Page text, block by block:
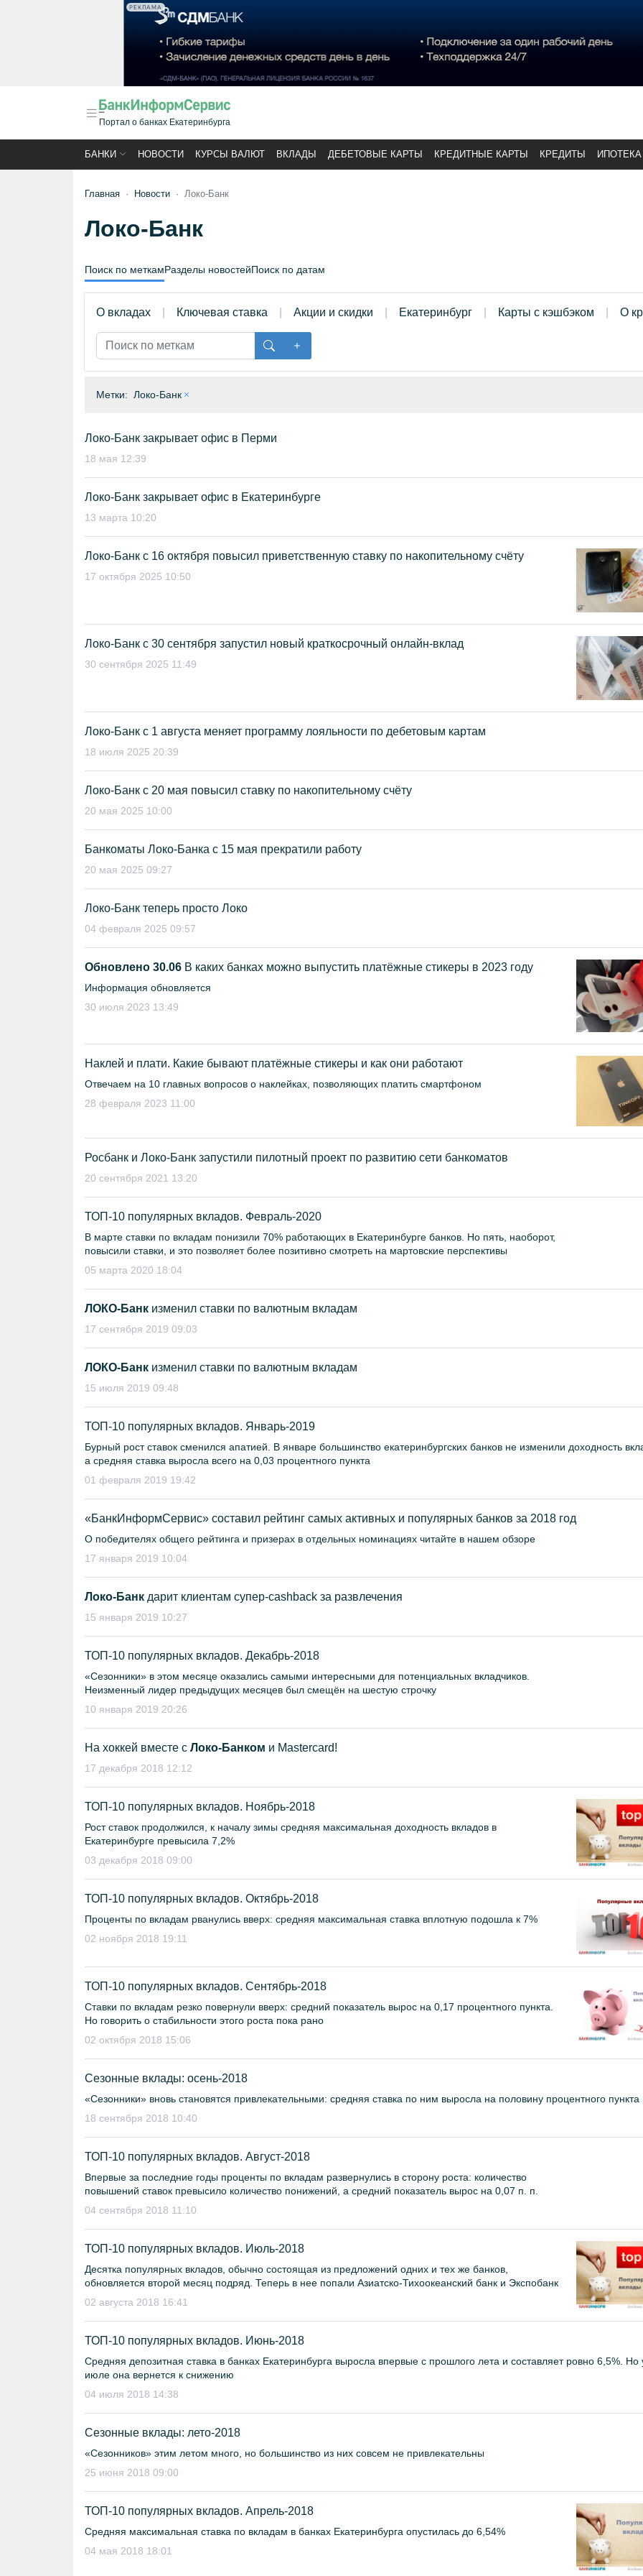
РЕКЛАМА
Портал о банках Екатеринбурга
БАНКИ НОВОСТИ КУРСЫ ВАЛЮТ ВКЛАДЫ ДЕБЕТОВЫЕ КАРТЫ КРЕДИТНЫЕ КАРТЫ КРЕДИТЫ ИПОТЕКА
Главная Новости Локо-Банк
Локо-Банк
Поиск по меткамРазделы новостейПоиск по датам
О вкладах Ключевая ставка Акции и скидки Екатеринбург Карты с кэшбэком О
Метки: Локо-Банк
Локо-Банк закрывает офис в Перми
18 мая 12:39
Локо-Банк закрывает офис в Екатеринбурге
13 марта 10:20
Локо-Банк с 16 октября повысил приветственную ставку по накопительному счёту
17 октября 2025 10:50
Локо-Банк с 30 сентября запустил новый краткосрочный онлайн-вклад
30 сентября 2025 11:49
Локо-Банк с 1 августа меняет программу лояльности по дебетовым картам
18 июля 2025 20:39
Локо-Банк с 20 мая повысил ставку по накопительному счёту
20 мая 2025 10:00
Банкоматы Локо-Банка с 15 мая прекратили работу
20 мая 2025 09:27
Локо-Банк теперь просто Локо
04 февраля 2025 09:57
Обновлено 30.06 В каких банках можно выпустить платёжные стикеры в 2023 году
Информация обновляется
30 июля 2023 13:49
Наклей и плати. Какие бывают платёжные стикеры и как они работают
Отвечаем на 10 главных вопросов о наклейках, позволяющих платить смартфоном
28 февраля 2023 11:00
Росбанк и Локо-Банк запустили пилотный проект по развитию сети банкоматов
20 сентября 2021 13:20
ТОП-10 популярных вкладов. Февраль-2020
В марте ставки по вкладам понизили 70% работающих в Екатеринбурге банков. Но пять, наоборот,
повысили ставки, и это позволяет более позитивно смотреть на мартовские перспективы
05 марта 2020 18:04
ЛОКО-Банк изменил ставки по валютным вкладам
17 сентября 2019 09:03
ЛОКО-Банк изменил ставки по валютным вкладам
15 июля 2019 09:48
ТОП-10 популярных вкладов. Январь-2019
Бурный рост ставок сменился апатией. В январе большинство екатеринбургских банков не изменили доходность
а средняя ставка выросла всего на 0,03 процентного пункта
01 февраля 2019 19:42
«БанкИнформСервис» составил рейтинг самых активных и популярных банков за 2018 год
О победителях общего рейтинга и призерах в отдельных номинациях читайте в нашем обзоре
17 января 2019 10:04
Локо-Банк дарит клиентам супер-cashback за развлечения
15 января 2019 10:27
ТОП-10 популярных вкладов. Декабрь-2018
«Сезонники» в этом месяце оказались самыми интересными для потенциальных вкладчиков.
Неизменный лидер предыдущих месяцев был смещён на шестую строчку
10 января 2019 20:26
На хоккей вместе с Локо-Банком и Mastercard!
17 декабря 2018 12:12
ТОП-10 популярных вкладов. Ноябрь-2018
Рост ставок продолжился, к началу зимы средняя максимальная доходность вкладов в
Екатеринбурге превысила 7,2%
03 декабря 2018 09:00
ТОП-10 популярных вкладов. Октябрь-2018
Проценты по вкладам рванулись вверх: средняя максимальная ставка вплотную подошла к 7%
02 ноября 2018 19:11
ТОП-10 популярных вкладов. Сентябрь-2018
Ставки по вкладам резко повернули вверх: средний показатель вырос на 0,17 процентного пункта.
Но говорить о стабильности этого роста пока рано
02 октября 2018 15:06
Сезонные вклады: осень-2018
«Сезонники» вновь становятся привлекательными: средняя ставка по ним выросла на половину процентного пункта
18 сентября 2018 10:40
ТОП-10 популярных вкладов. Август-2018
Впервые за последние годы проценты по вкладам развернулись в сторону роста: количество
повышений ставок превысило количество понижений, а средний показатель вырос на 0,07 п. п.
04 сентября 2018 11:10
ТОП-10 популярных вкладов. Июль-2018
Десятка популярных вкладов, обычно состоящая из предложений одних и тех же банков,
обновляется второй месяц подряд. Теперь в нее попали Азиатско-Тихоокеанский банк и Экспобанк
02 августа 2018 16:41
ТОП-10 популярных вкладов. Июнь-2018
Средняя депозитная ставка в банках Екатеринбурга выросла впервые с прошлого лета и составляет ровно 6,5%. Но
июле она вернется к снижению
04 июля 2018 14:38
Сезонные вклады: лето-2018
«Сезонников» этим летом много, но большинство из них совсем не привлекательны
25 июня 2018 09:00
ТОП-10 популярных вкладов. Апрель-2018
Средняя максимальная ставка по вкладам в банках Екатеринбурга опустилась до 6,54%
04 мая 2018 18:01